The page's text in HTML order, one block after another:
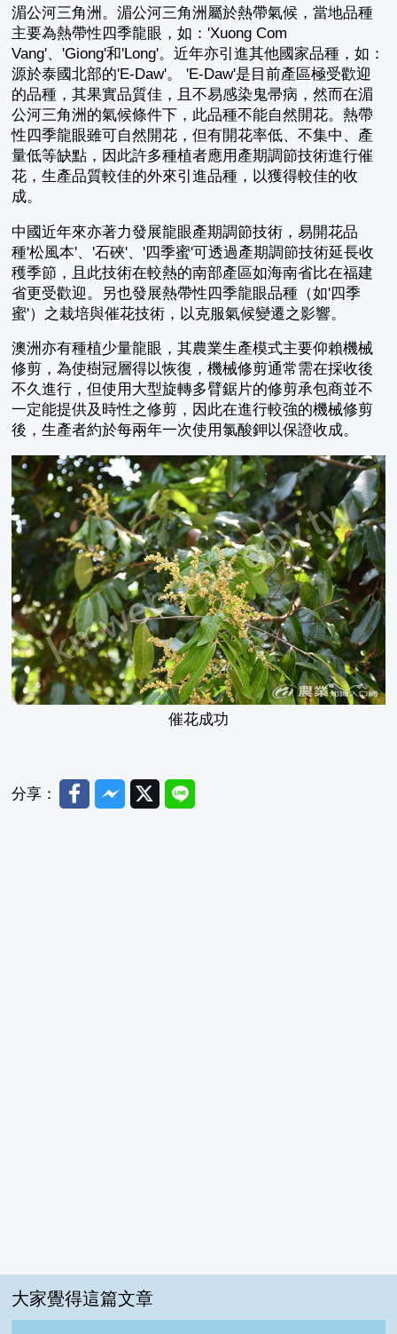
湄公河三角洲。湄公河三角洲屬於熱帶氣候，當地品種
主要為熱帶性四季龍眼，如：'Xuong Com
Vang'、'Giong'和'Long'。近年亦引進其他國家品種，如：
源於泰國北部的'E-Daw'。 'E-Daw'是目前產區極受歡迎
的品種，其果實品質佳，且不易感染鬼帚病，然而在湄
公河三角洲的氣候條件下，此品種不能自然開花。熱帶
性四季龍眼雖可自然開花，但有開花率低、不集中、產
量低等缺點，因此許多種植者應用產期調節技術進行催
花，生產品質較佳的外來引進品種，以獲得較佳的收
成。
中國近年來亦著力發展龍眼產期調節技術，易開花品
種'松風本'、'石硤'、'四季蜜'可透過產期調節技術延長收
穫季節，且此技術在較熱的南部產區如海南省比在福建
省更受歡迎。另也發展熱帶性四季龍眼品種（如'四季
蜜'）之栽培與催花技術，以克服氣候變遷之影響。
澳洲亦有種植少量龍眼，其農業生產模式主要仰賴機械
修剪，為使樹冠層得以恢復，機械修剪通常需在採收後
不久進行，但使用大型旋轉多臂鋸片的修剪承包商並不
一定能提供及時性之修剪，因此在進行較強的機械修剪
後，生產者約於每兩年一次使用氯酸鉀以保證收成。
催花成功
分享： FacebookMessenger
TwitterLine
大家覺得這篇文章